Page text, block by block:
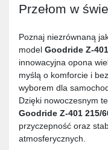
Przełom w
Poznaj niezrównaną
model Goodride Z-
innowacyjna opona
myślą o komforcie i
wyborem dla
Dzięki nowoczesnym
Goodride Z-401 215/
przyczepność oraz
atmosferycznych.